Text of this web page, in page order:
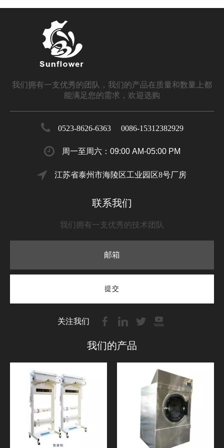
我们拥有一支优秀的团队，我们的产品在质量和数量上都
能满足您的需求，欢迎选购
0523-8626-6363 0086-15312382929
周一至周六：09:00 AM-05:00 PM
江苏省泰州市海陵区工业园区8号厂房
联系我们
我们拥有一支优秀的技术团队
提交
关注我们
我们的产品